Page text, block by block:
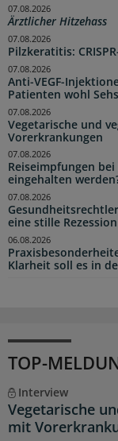
Ärztlicher Hitzehass
07.08.2026
Pilzkeratitis:
07.08.2026
Anti-VEGF-
Patienten wohl
07.08.2026
Vegetarische und
Vorerkrankungen
07.08.2026
Reiseimpfungen
eingehalten
07.08.2026
eine stille
07.08.2026
Klarheit soll es in
06.08.2026
TOP-
Interview
Vegetarische
mit